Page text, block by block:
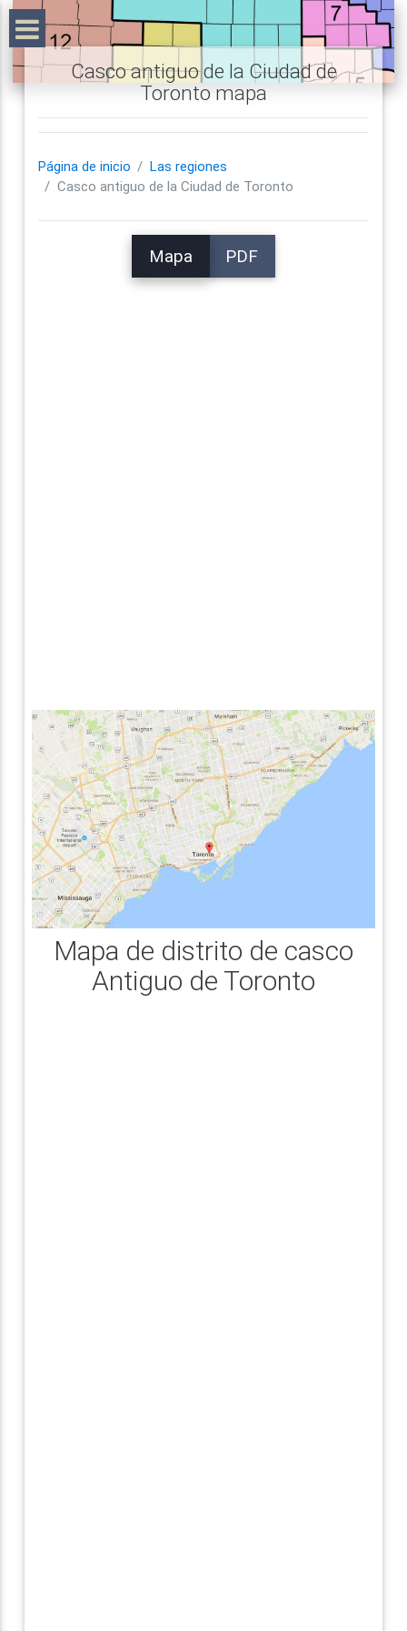
Casco antiguo de la Ciudad de
Toronto mapa
Página de inicio
Las regiones
Casco antiguo de la Ciudad de Toronto
Mapa PDF
Mapa de distrito de casco
Antiguo de Toronto